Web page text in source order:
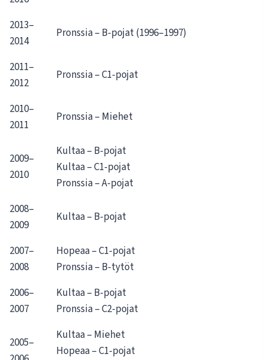
2013–
2014
Pronssia – B-pojat (1996–1997)
2011–
2012
Pronssia – C1-pojat
2010–
2011
Pronssia – Miehet
2009–
2010
Kultaa – B-pojat
Kultaa – C1-pojat
Pronssia – A-pojat
2008–
2009
Kultaa – B-pojat
2007–
2008
Hopeaa – C1-pojat
Pronssia – B-tytöt
2006–
2007
Kultaa – B-pojat
Pronssia – C2-pojat
2005–
Kultaa – Miehet
Hopeaa – C1-pojat